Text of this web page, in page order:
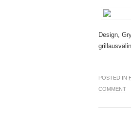
Design,
POSTED IN
COMMENT